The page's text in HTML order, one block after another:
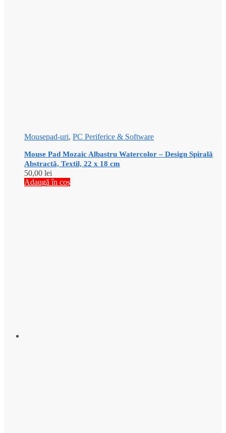
Mousepad-uri, PC Periferice & Software
Mouse Pad Mozaic Albastru Watercolor – Design Spirală
Abstractă, Textil, 22 x 18 cm
50,00 lei
Adaugă în coș